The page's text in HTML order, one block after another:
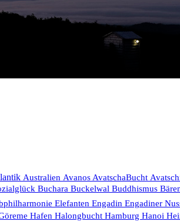
Australien Avanos AvatschaBucht
Buchara Buckelwal Buddhismus
Elefanten Engadin Engadiner
Hafen Halongbucht Hamburg Hanoi